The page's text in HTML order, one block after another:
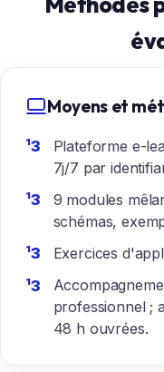
Moyens et
Plateforme e-
7j/7 par
9 modules
schémas,
Exercices
professionnel ;
48 h ouvrées.